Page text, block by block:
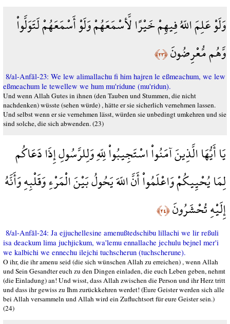
وَلَوْ عَلِمَ اللّهُ فِيهِمْ خَيْرًا لَّأسْمَعَهُمْ وَلَوْ أَسْمَعَهُمْ لَتَوَلَّواْ
وَّهُم مُّعْرِضُونَ﴿٢٣﴾
8/al-Anfāl-23: We lew alimallachu fi him hajren le eßmeachum, we lew
eßmeachum le tewellew we hum mu'ridune (mu'ridun).
Und wenn Allah Gutes in ihnen (den Tauben und Stummen, die nicht
nachdenken) wüsste (sehen würde) , hätte er sie sicherlich vernehmen lassen.
Und selbst wenn er sie vernehmen lässt, würden sie unbedingt umkehren und sie
sind solche, die sich abwenden. (23)
يَا أَيُّهَا الَّذِينَ آمَنُواْ اسْتَجِيبُواْ لِلّهِ وَلِلرَّسُولِ إِذَا دَعَاكُم
لِمَا يُحْيِيكُمْ وَاعْلَمُواْ أَنَّ اللّهَ يَحُولُ بَيْنَ الْمَرْءِ وَقَلْبِهِ وَأَنَّهُ
إِلَيْهِ تُحْشَرُونَ﴿٢٤﴾
8/al-Anfāl-24: Ja ejjuchellesine amenußtedschibu lillachi we lir reßuli
isa deackum lima juchjickum, wa'lemu ennallache jechulu bejnel mer'i
we kalbichi we ennechu ilejchi tuchscherun (tuchscherune).
O ihr, die ihr amenu seid (die sich wünschen Allah zu erreichen) , wenn Allah
und Sein Gesandter euch zu den Dingen einladen, die euch Leben geben, nehmt
(die Einladung) an! Und wisst, dass Allah zwischen die Person und ihr Herz tritt
und dass ihr gewiss zu Ihm zurückkehren werdet! (Eure Geister werden sich alle
bei Allah versammeln und Allah wird ein Zufluchtsort für eure Geister sein.)
(24)